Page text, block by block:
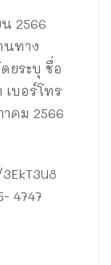
2566
นทาง
ยระบุ ชื่อ
บอร์โทร
คม 2566
4747